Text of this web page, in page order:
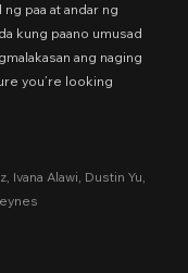
paa at andar ng
kung paano umusad
ang naging
you’re looking
Ivana Alawi, Dustin Yu,